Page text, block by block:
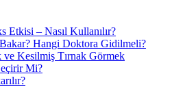
Etkisi – Nasıl Kullanılır?
Hangi Doktora Gidilmeli?
ve Kesilmiş Tırnak Görmek
Mi?